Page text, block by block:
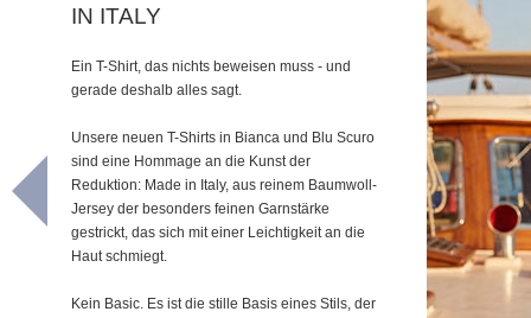
IN ITALY
Ein T-Shirt, das nichts beweisen muss - und
gerade deshalb alles sagt.
Unsere neuen T-Shirts in Bianca und Blu Scuro
sind eine Hommage an die Kunst der
Reduktion: Made in Italy, aus reinem Baumwoll-
Jersey der besonders feinen Garnstärke
gestrickt, das sich mit einer Leichtigkeit an die
Haut schmiegt.
Kein Basic. Es ist die stille Basis eines Stils, der